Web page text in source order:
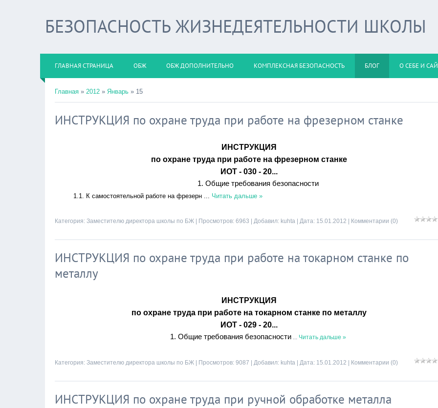
БЕЗОПАСНОСТЬ ЖИЗНЕДЕЯТЕЛЬНОСТИ ШКОЛЫ
ГЛАВНАЯ СТРАНИЦА ОБЖ ОБЖ ДОПОЛНИТЕЛЬНО КОМПЛЕКСНАЯ БЕЗОПАСНОСТЬ БЛОГ О СЕБЕ И
Главная » 2012 » Январь » 15
ИНСТРУКЦИЯ по охране труда при работе на фрезерном станке
ИНСТРУКЦИЯ
по охране труда при работе на фрезерном станке
ИОТ - 030 - 20...
1. Общие требования безопасности
1.1. К самостоятельной работе на фрезерн ... Читать дальше »
Категория: Заместителю директора школы по БЖ | Просмотров: 6963 | Добавил: kuhta | Дата: 15.01.2012 Комментарии (0)
ИНСТРУКЦИЯ по охране труда при работе на токарном станке по
металлу
ИНСТРУКЦИЯ
по охране труда при работе на токарном станке по металлу
ИОТ - 029 - 20...
1. Общие требования безопасности ... Читать дальше »
Категория: Заместителю директора школы по БЖ | Просмотров: 9087 | Добавил: kuhta | Дата: 15.01.2012 Комментарии (0)
ИНСТРУКЦИЯ по охране труда при ручной обработке металла